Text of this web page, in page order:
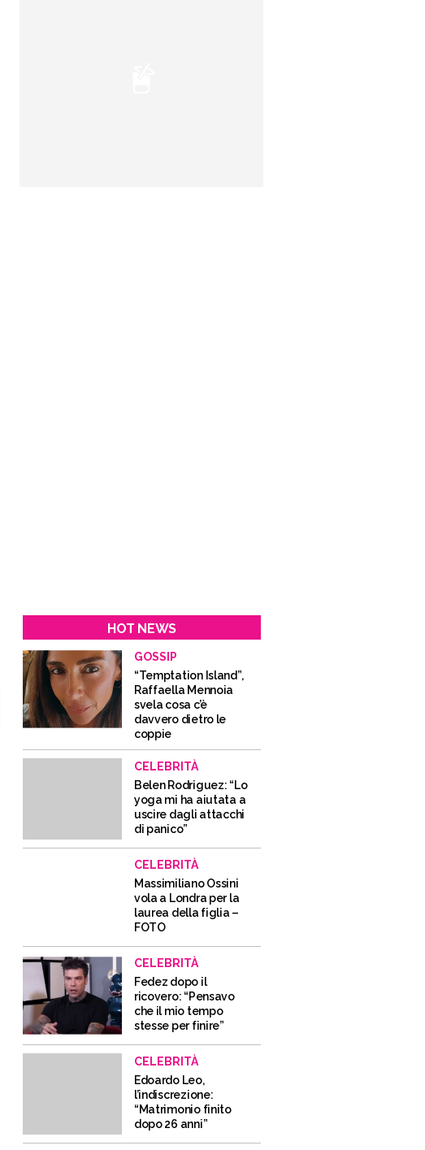
HOT NEWS
GOSSIP
“Temptation Island”,
Raffaella Mennoia
svela cosa c’è
davvero dietro le
coppie
CELEBRITÀ
Belen Rodriguez: “Lo
yoga mi ha aiutata a
uscire dagli attacchi
di panico”
CELEBRITÀ
Massimiliano Ossini
vola a Londra per la
laurea della figlia –
FOTO
CELEBRITÀ
Fedez dopo il
ricovero: “Pensavo
che il mio tempo
stesse per finire”
CELEBRITÀ
Edoardo Leo,
l’indiscrezione:
“Matrimonio finito
dopo 26 anni”